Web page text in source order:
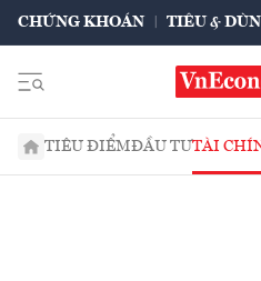
CHỨNG KHOÁN TIÊU &
TIÊU ĐIỂMĐẦU TƯTÀI